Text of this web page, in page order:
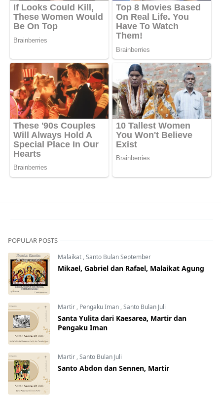
POPULAR POSTS
Malaikat ,Santo Bulan September
Mikael, Gabriel dan Rafael, Malaikat Agung
Martir , Pengaku Iman ,Santo Bulan Juli
Santa Yulita dari Kaesarea, Martir dan
Pengaku Iman
Martir ,Santo Bulan Juli
Santo Abdon dan Sennen, Martir